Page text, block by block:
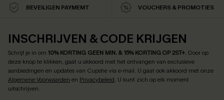
BEVEILIGEN PAYMEMT VOUCHERS & PROMOTIES
INSCHRIJVEN & CODE KRIJGEN
Schrijf je in om 10% KORTING GEEN MIN. & 15% KORTING OP 2ST+. Door op
deze knop te klikken, gaat u akkoord met het ontvangen van exclusieve
aanbiedingen en updates van Cupshe via e-mail. U gaat ook akkoord met onze
Algemene Voorwaarden en Privacybeleid. U kunt zich op elk moment
uitschrijven.